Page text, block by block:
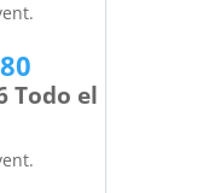
Todo el